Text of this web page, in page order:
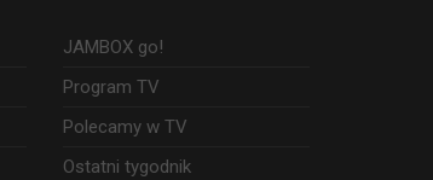
JAMBOX go!
Program TV
Polecamy w TV
Ostatni tygodnik